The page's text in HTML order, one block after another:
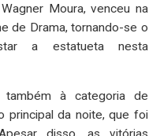
Moura, venceu na
de Drama, tornando-se o
a estatueta nesta
também à categoria de
principal da noite, que foi